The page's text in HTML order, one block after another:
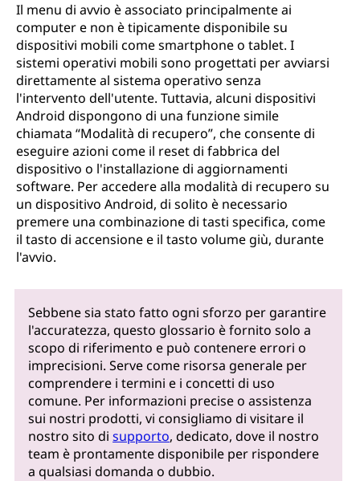
Il menu di avvio è associato principalmente ai
computer e non è tipicamente disponibile su
dispositivi mobili come smartphone o tablet. I
sistemi operativi mobili sono progettati per avviarsi
direttamente al sistema operativo senza
l'intervento dell'utente. Tuttavia, alcuni dispositivi
Android dispongono di una funzione simile
chiamata “Modalità di recupero”, che consente di
eseguire azioni come il reset di fabbrica del
dispositivo o l'installazione di aggiornamenti
software. Per accedere alla modalità di recupero su
un dispositivo Android, di solito è necessario
premere una combinazione di tasti specifica, come
il tasto di accensione e il tasto volume giù, durante
l'avvio.
Sebbene sia stato fatto ogni sforzo per garantire
l'accuratezza, questo glossario è fornito solo a
scopo di riferimento e può contenere errori o
imprecisioni. Serve come risorsa generale per
comprendere i termini e i concetti di uso
comune. Per informazioni precise o assistenza
sui nostri prodotti, vi consigliamo di visitare il
nostro sito disupporto, dedicato, dove il nostro
team è prontamente disponibile per rispondere
a qualsiasi domanda o dubbio.